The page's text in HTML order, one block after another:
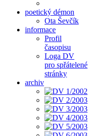
poetický démon
Ota Ševčík
informace
Profil
časopisu
Loga DV
pro spřátelené
stránky
archiv